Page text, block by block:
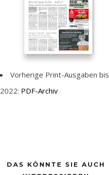
Vorherige Print-Ausgaben bis
2022: PDF-Archiv
DAS KÖNNTE SIE AUCH